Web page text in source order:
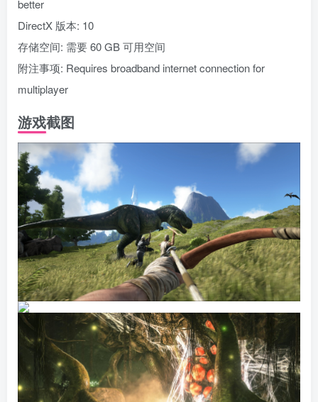
better
DirectX 版本: 10
存储空间: 需要 60 GB 可用空间
附注事项: Requires broadband internet connection for
multiplayer
游戏截图